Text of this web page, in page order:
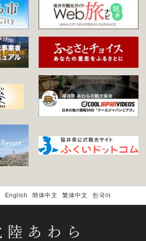
English 簡体中文 繁体中文 한국어